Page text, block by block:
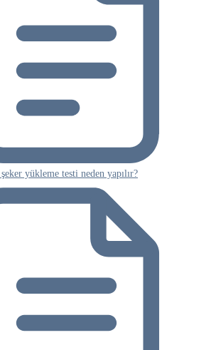
yükleme testi neden yapılır?